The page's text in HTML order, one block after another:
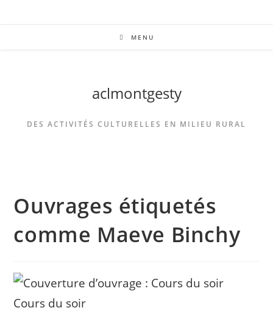
MENU
aclmontgesty
DES ACTIVITÉS CULTURELLES EN MILIEU RURAL
Ouvrages étiquetés
comme Maeve Binchy
Cours du soir